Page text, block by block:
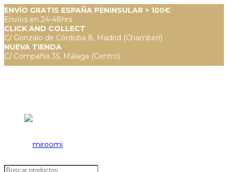
ENVÍO GRATIS ESPAÑA PENINSULAR > 100€
Envíos en 24-48hrs
CLICK AND COLLECT
C/ Gonzalo de Córdoba 8, Madrid (Chamberí)
NUEVA TIENDA
C/ Compañia 35, Málaga (Centro)
Búsqueda